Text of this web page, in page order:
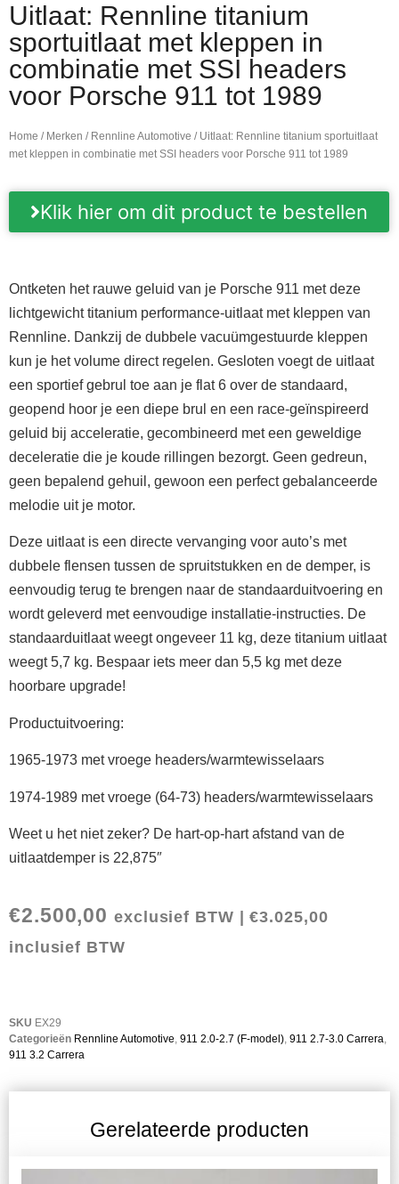
Uitlaat: Rennline titanium
sportuitlaat met kleppen in
combinatie met SSI headers
voor Porsche 911 tot 1989
Home / Merken / Rennline Automotive / Uitlaat: Rennline titanium sportuitlaat
met kleppen in combinatie met SSI headers voor Porsche 911 tot 1989
Klik hier om dit product te bestellen
Ontketen het rauwe geluid van je Porsche 911 met deze
lichtgewicht titanium performance-uitlaat met kleppen van
Rennline. Dankzij de dubbele vacuümgestuurde kleppen
kun je het volume direct regelen. Gesloten voegt de uitlaat
een sportief gebrul toe aan je flat 6 over de standaard,
geopend hoor je een diepe brul en een race-geïnspireerd
geluid bij acceleratie, gecombineerd met een geweldige
deceleratie die je koude rillingen bezorgt. Geen gedreun,
geen bepalend gehuil, gewoon een perfect gebalanceerde
melodie uit je motor.
Deze uitlaat is een directe vervanging voor auto’s met
dubbele flensen tussen de spruitstukken en de demper, is
eenvoudig terug te brengen naar de standaarduitvoering en
wordt geleverd met eenvoudige installatie-instructies. De
standaarduitlaat weegt ongeveer 11 kg, deze titanium uitlaat
weegt 5,7 kg. Bespaar iets meer dan 5,5 kg met deze
hoorbare upgrade!
Productuitvoering:
1965-1973 met vroege headers/warmtewisselaars
1974-1989 met vroege (64-73) headers/warmtewisselaars
Weet u het niet zeker? De hart-op-hart afstand van de
uitlaatdemper is 22,875″
€2.500,00 exclusief BTW |€3.025,00
inclusief BTW
SKU EX29
Categorieën Rennline Automotive 911 2.0-2.7 (F-model) 911 2.7-3.0 Carrera
911 3.2 Carrera
Gerelateerde producten